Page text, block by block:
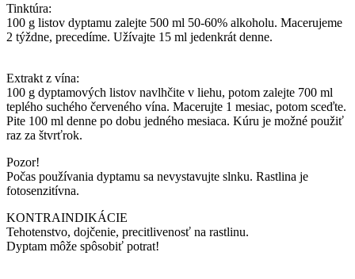
Tinktúra:
100 g listov dyptamu zalejte 500 ml 50-60% alkoholu. Macerujeme
2 týždne, precedíme. Užívajte 15 ml jedenkrát denne.
Extrakt z vína:
100 g dyptamových listov navlhčite v liehu, potom zalejte 700 ml
teplého suchého červeného vína. Macerujte 1 mesiac, potom sceďte.
Pite 100 ml denne po dobu jedného mesiaca. Kúru je možné použiť
raz za štvrťrok.
Pozor!
Počas používania dyptamu sa nevystavujte slnku. Rastlina je
fotosenzitívna.
KONTRAINDIKÁCIE
Tehotenstvo, dojčenie, precitlivenosť na rastlinu.
Dyptam môže spôsobiť potrat!